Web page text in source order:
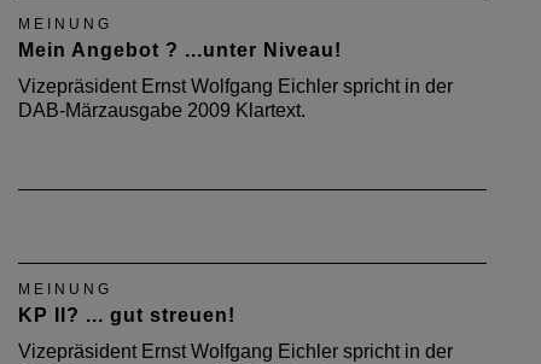
MEINUNG
Mein Angebot ? ...unter Niveau!
Vizepräsident Ernst Wolfgang Eichler spricht in der
DAB-Märzausgabe 2009 Klartext.
MEINUNG
KP II? ... gut streuen!
Vizepräsident Ernst Wolfgang Eichler spricht in der